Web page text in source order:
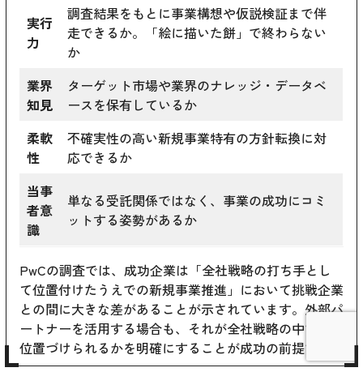
実行
力
調査結果をもとに事業構想や仮説検証まで伴
走できるか。「絵に描いた餅」で終わらない
か
業界
知見
ターゲット市場や業界のナレッジ・データベ
ースを保有しているか
柔軟
性
不確実性の高い新規事業特有の方針転換に対
応できるか
当事
者意
識
単なる受託関係ではなく、事業の成功にコミ
ットする姿勢があるか
PwCの調査では、成功企業は「全社戦略の打ち手とし
て位置付けたうえでの新規事業推進」において挑戦企業
との間に大きな差があることが示されています。外部パ
ートナーを活用する場合も、それが全社戦略の中でどう
位置づけられるかを明確にすることが成功の前提です。